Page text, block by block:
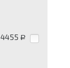
4455 Р